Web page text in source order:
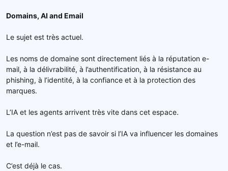
Domains, AI and Email
Le sujet est très actuel.
Les noms de domaine sont directement liés à la réputation e-
mail, à la délivrabilité, à l’authentification, à la résistance au
phishing, à l’identité, à la confiance et à la protection des
marques.
L’IA et les agents arrivent très vite dans cet espace.
La question n’est pas de savoir si l’IA va influencer les domaines
et l’e-mail.
C’est déjà le cas.